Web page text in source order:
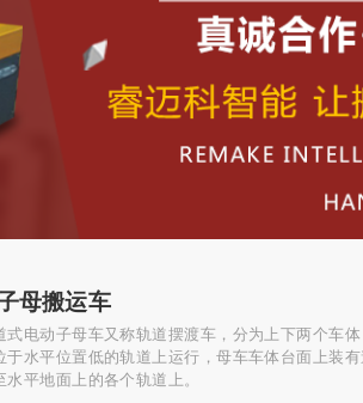
母搬运车
式电动子母车又称轨道摆渡车，分为上下两个车
于水平位置低的轨道上运行，母车车体台面上装
水平地面上的各个轨道上。